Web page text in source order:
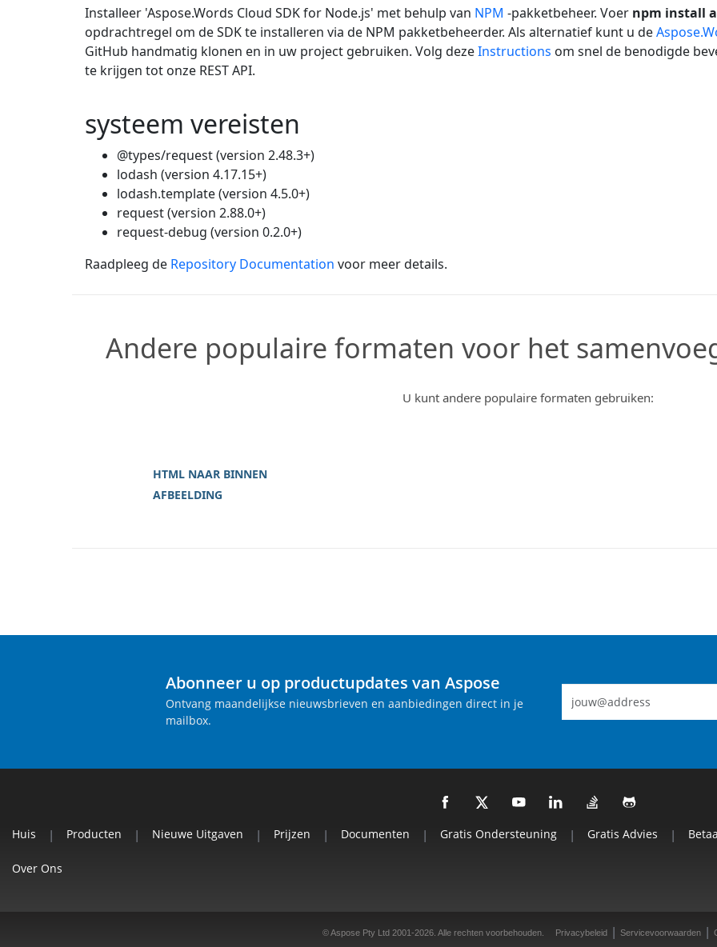
Installeer 'Aspose.Words Cloud SDK for Node.js' met behulp van NPM -pakketbeheer. Voer npm install
opdrachtregel om de SDK te installeren via de NPM pakketbeheerder. Als alternatief kunt u de
GitHub handmatig klonen en in uw project gebruiken. Volg dezeInstructions om snel de benodigde
te krijgen tot onze REST API.
systeem vereisten
@types/request (version 2.48.3+)
lodash (version 4.17.15+)
lodash.template (version 4.5.0+)
request (version 2.88.0+)
request-debug (version 0.2.0+)
Raadpleeg de Repository Documentation voor meer details.
Andere populaire formaten voor het
U kunt andere populaire formaten gebruiken:
HTML NAAR BINNEN
AFBEELDING
Abonneer u op productupdates van Aspose
Ontvang maandelijkse nieuwsbrieven en aanbiedingen direct in je
mailbox.
Huis | Producten | Nieuwe Uitgaven | Prijzen | Documenten | Gratis Ondersteuning | Gratis Advies |
Over Ons
© Aspose Pty Ltd 2001-2026. Alle rechten voorbehouden. Privacybeleid | Servicevoorwaarden |